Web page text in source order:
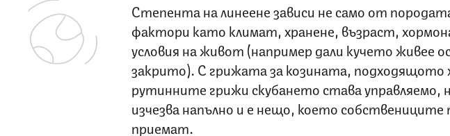
Степента на линеене зависи не само от
фактори като климат, хранене, възраст,
условия на живот (например дали кучето живее
закрито). С грижата за козината, подходящото
рутинните грижи скубането става управляемо,
изчезва напълно и е нещо, което собствениците
приемат.